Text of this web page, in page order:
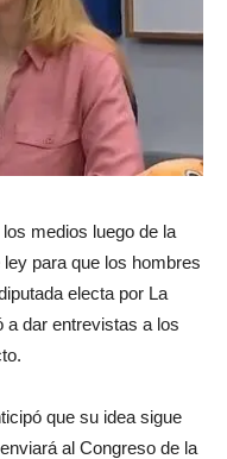
medios luego de la
para que los hombres
electa por La
a dar entrevistas a los
que su idea sigue
al Congreso de la